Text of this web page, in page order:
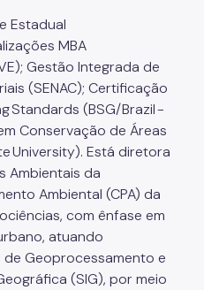
Estadual
MBA
Gestão Integrada de
(SENAC); Certificação
Standards (BSG/Brazil -
Conservação de Áreas
University). Está diretora
Ambientais da
Ambiental (CPA) da
com ênfase em
atuando
Geoprocessamento e
(SIG), por meio